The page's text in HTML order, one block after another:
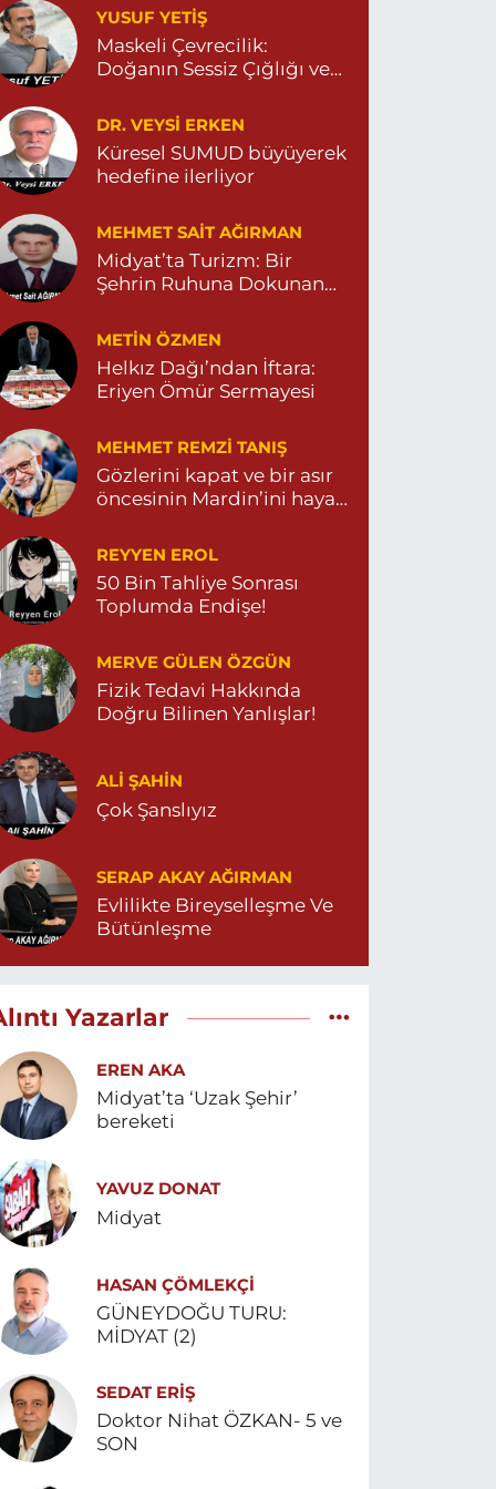
Dara Eczanesi
MAHALLESİ VALİ OZAN CADDESİ DIŞ KAPI
DEVLET HASTANESİ KARŞISI
YOLU CEPHESİ) 04822125304
0 (482) 212 53 04 Yol Tarifi Al
Özdemir Eczanesi
0 (482) 541 31 21 Yol Tarifi Al
YUSUF YETİŞ
Maskeli Çevrecilik:
Doğanın Sessiz Çığlığı ve
DR. VEYSI ERKEN
Küresel SUMUD büyüyerek
hedefine ilerliyor
MEHMET SAIT AĞIRMAN
Midyat’ta Turizm: Bir
Şehrin Ruhuna Dokunan
METIN ÖZMEN
Helkız Dağı’ndan İftara:
Eriyen Ömür Sermayesi
MEHMET REMZI TANIŞ
Gözlerini kapat ve bir asır
öncesinin Mardin’ini hayal
REYYEN EROL
50 Bin Tahliye Sonrası
Toplumda Endişe!
MERVE GÜLEN ÖZGÜN
Fizik Tedavi Hakkında
Doğru Bilinen Yanlışlar!
ALI ŞAHİN
Çok Şanslıyız
SERAP AKAY AĞIRMAN
Evlilikte Bireyselleşme Ve
Bütünleşme
Yazarlar
EREN AKA
Midyat’ta ‘Uzak Şehir’
bereketi
YAVUZ DONAT
Midyat
HASAN ÇÖMLEKÇİ
GÜNEYDOĞU TURU:
MİDYAT (2)
SEDAT ERİŞ
Doktor Nihat ÖZKAN- 5 ve
SON